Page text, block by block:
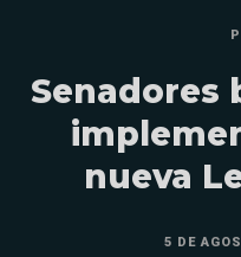
Senadores
nueva
5 DE